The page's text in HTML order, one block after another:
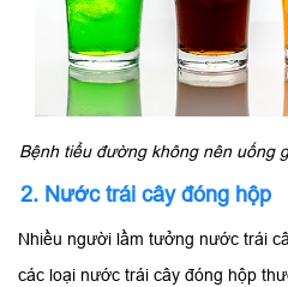
Bệnh tiểu đường không nên uống
2. Nước trái cây đóng hộp
Nhiều người lầm tưởng nước trái
các loại nước trái cây đóng hộp